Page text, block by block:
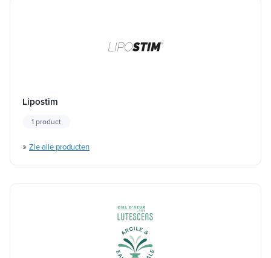
Lipostim
1 product
» Zie alle producten